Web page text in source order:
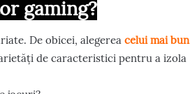
gaming?
De obicei, alegerea celui mai bun
de caracteristici pentru a izola